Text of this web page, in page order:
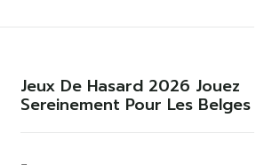
Jeux De Hasard 2026 Jouez
Sereinement Pour Les Belges